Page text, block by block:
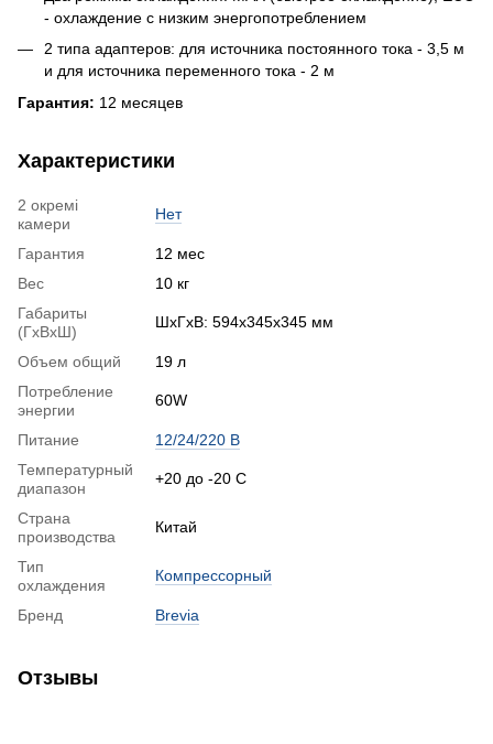
- охлаждение с низким энергопотреблением
2 типа адаптеров: для источника постоянного тока - 3,5 м
и для источника переменного тока - 2 м
Гарантия: 12 месяцев
Характеристики
2 окремі
камери
Нет
Гарантия
12 мес
Вес
10 кг
Габариты
(ГхВхШ)
ШхГхВ: 594x345x345 мм
Объем общий
19 л
Потребление
энергии
60W
Питание
12/24/220 В
Температурный
диапазон
+20 до -20 С
Страна
производства
Китай
Тип
охлаждения
Компрессорный
Бренд Brevia
Отзывы